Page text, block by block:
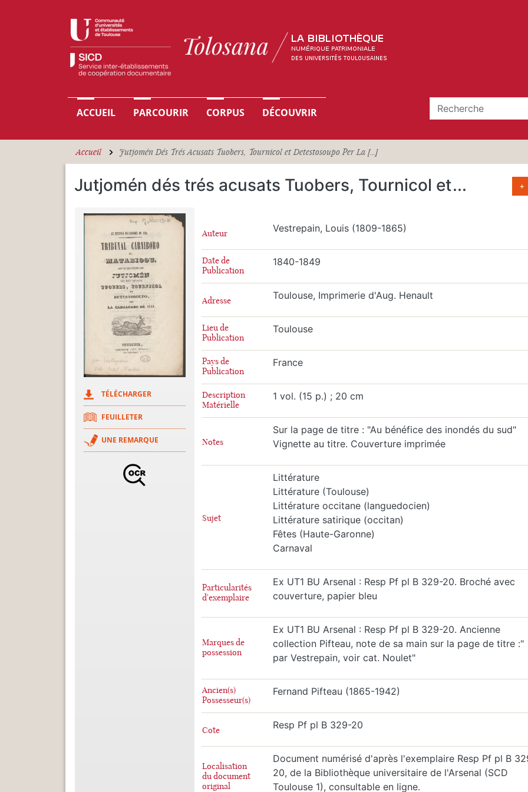
Navigation principale
ACCUEIL PARCOURIR CORPUS DÉCOUVRIR
Accueil Jutjomén Dés Trés Acusats Tuobers, Tournicol et Detestosoupo Per La [...]
Jutjomén dés trés acusats Tuobers, Tournicol et... +
TÉLÉCHARGER
FEUILLETER
UNE REMARQUE
Auteur Vestrepain, Louis (1809-1865)
Date de
Publication
1840-1849
Adresse Toulouse, Imprimerie d'Aug. Henault
Lieu de
Publication
Toulouse
Pays de
Publication
France
Description
Matérielle
1 vol. (15 p.) ; 20 cm
Notes
Sur la page de titre : "Au bénéfice des inondés du sud"
Vignette au titre. Couverture imprimée
Sujet
Littérature
Littérature (Toulouse)
Littérature occitane (languedocien)
Littérature satirique (occitan)
Fêtes (Haute-Garonne)
Carnaval
Particularités
d'exemplaire
Ex UT1 BU Arsenal : Resp Pf pl B 329-20. Broché avec
couverture, papier bleu
Marques de
possession
Ex UT1 BU Arsenal : Resp Pf pl B 329-20. Ancienne
collection Pifteau, note de sa main sur la page de titre :"
par Vestrepain, voir cat. Noulet"
Ancien(s)
Possesseur(s)
Fernand Pifteau (1865-1942)
Cote Resp Pf pl B 329-20
Localisation
du document
original
Document numérisé d'après l'exemplaire Resp Pf pl B
20, de la Bibliothèque universitaire de l'Arsenal (SCD
Toulouse 1), consultable en ligne.